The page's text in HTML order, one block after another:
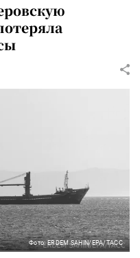
Фото: ERDEM SAHIN/EPA/ТАСС